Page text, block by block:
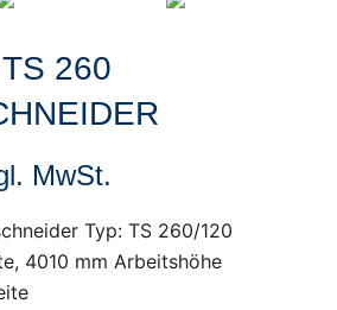
260
MwSt.
Typ: TS 260/120
4010 mm Arbeitshöhe